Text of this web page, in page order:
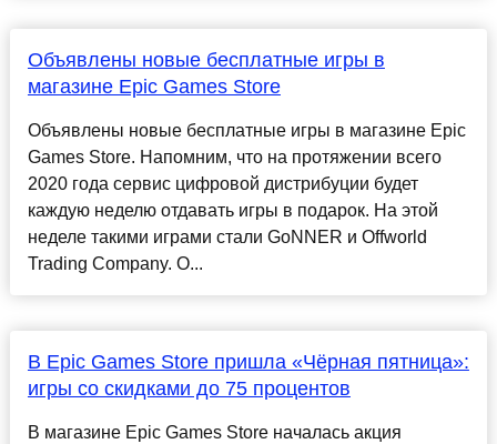
Объявлены новые бесплатные игры в
магазине Epic Games Store
Объявлены новые бесплатные игры в магазине Epic
Games Store. Напомним, что на протяжении всего
2020 года сервис цифровой дистрибуции будет
каждую неделю отдавать игры в подарок. На этой
неделе такими играми стали GoNNER и Offworld
Trading Company. O...
В Epic Games Store пришла «Чёрная пятница»:
игры со скидками до 75 процентов
В магазине Epic Games Store началась акция